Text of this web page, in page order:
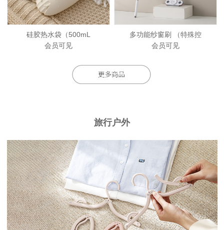
硅胶热水袋（500mL
会员可见
多功能纱窗刷 （特殊控
会员可见
旅行户外